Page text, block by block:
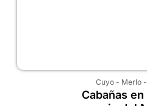
Cuyo- Merlo-
Cabañas